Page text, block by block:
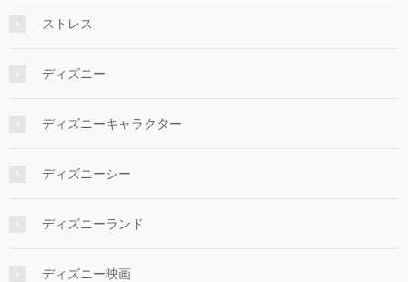
ストレス
ディズニー
ディズニーキャラクター
ディズニーシー
ディズニーランド
ディズニー映画